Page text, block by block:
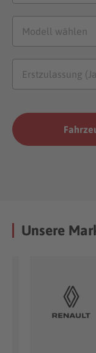
Unsere